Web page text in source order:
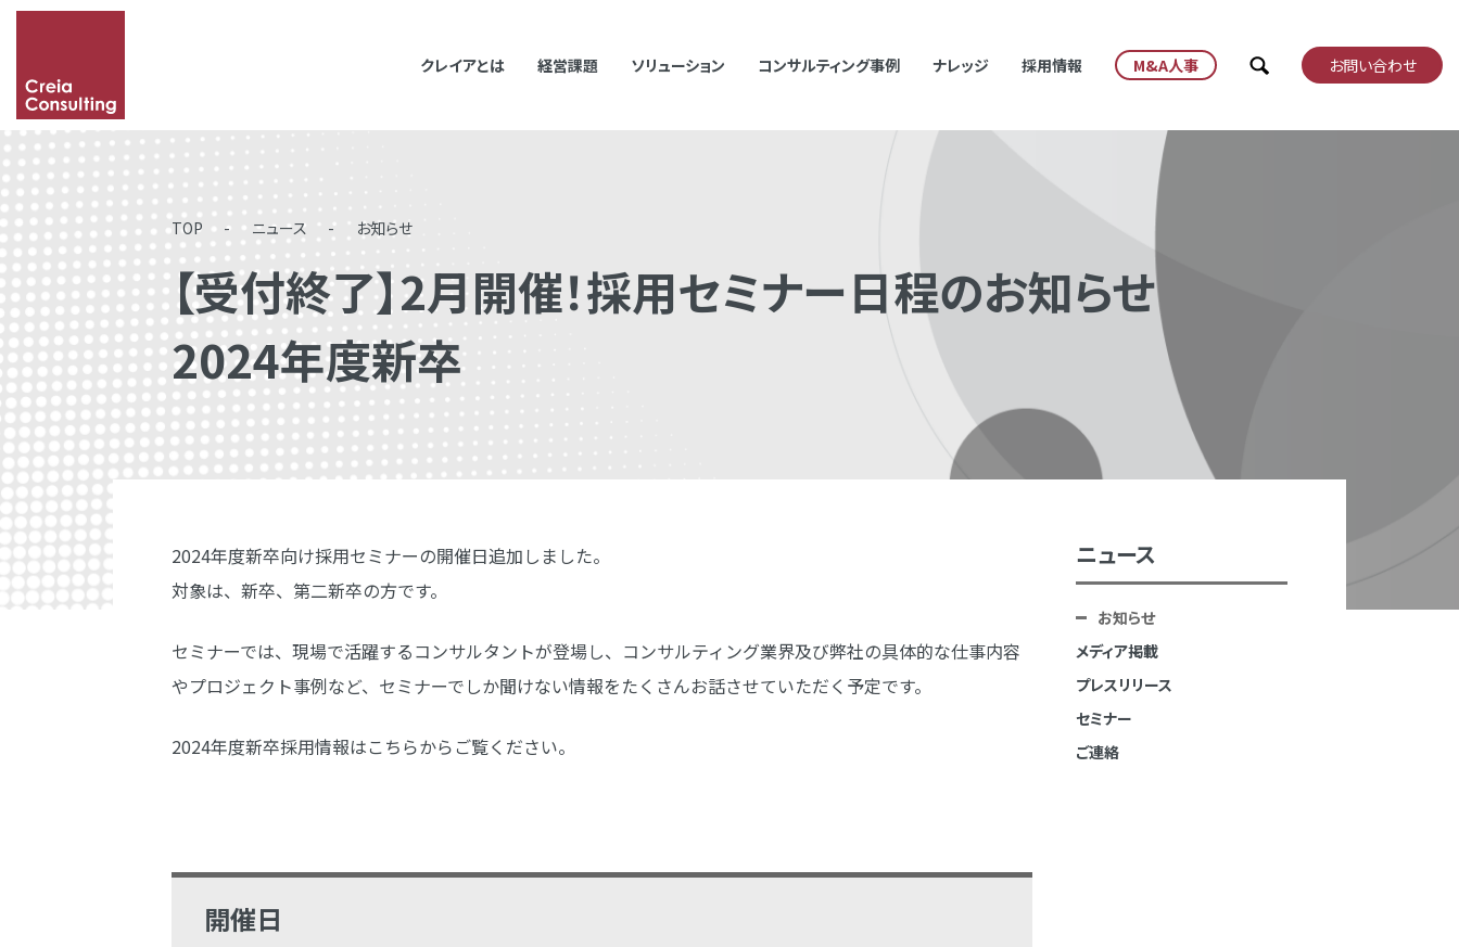
クレイアとは 経営課題 ソリューション コンサルティング事例 ナレッジ 採用情報 M&A人事 お問い合わせ
TOP ニュース お知らせ
【受付終了】2月開催！採用セミナー日程のお知らせ
2024年度新卒
2024年度新卒向け採用セミナーの開催日追加しました。
対象は、新卒、第二新卒の方です。
セミナーでは、現場で活躍するコンサルタントが登場し、コンサルティング業界及び弊社の具体的な仕事内容
やプロジェクト事例など、セミナーでしか聞けない情報をたくさんお話させていただく予定です。
2024年度新卒採用情報はこちらからご覧ください。
開催日
ニュース
お知らせ
メディア掲載
プレスリリース
セミナー
ご連絡